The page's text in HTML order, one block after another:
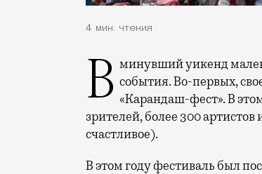
4 мин. чтения
В минувший уикенд маленькая Старица в Тверской области отметила сразу два события. Во-первых,
«Карандаш-фест». В
зрителей, более 300
счастливое).
В этом году фестиваль был